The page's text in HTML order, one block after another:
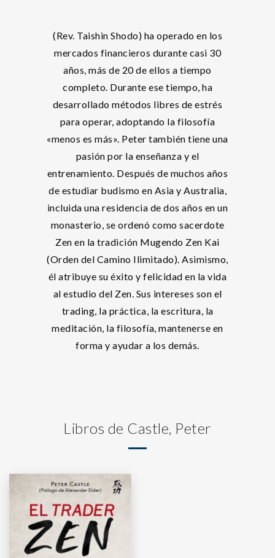
(Rev. Taishin Shodo) ha operado en los
mercados financieros durante casi 30
años, más de 20 de ellos a tiempo
completo. Durante ese tiempo, ha
desarrollado métodos libres de estrés
para operar, adoptando la filosofía
«menos es más». Peter también tiene una
pasión por la enseñanza y el
entrenamiento. Después de muchos años
de estudiar budismo en Asia y Australia,
incluida una residencia de dos años en un
monasterio, se ordenó como sacerdote
Zen en la tradición Mugendo Zen Kai
(Orden del Camino Ilimitado). Asimismo,
él atribuye su éxito y felicidad en la vida
al estudio del Zen. Sus intereses son el
trading, la práctica, la escritura, la
meditación, la filosofía, mantenerse en
forma y ayudar a los demás.
Libros de Castle, Peter